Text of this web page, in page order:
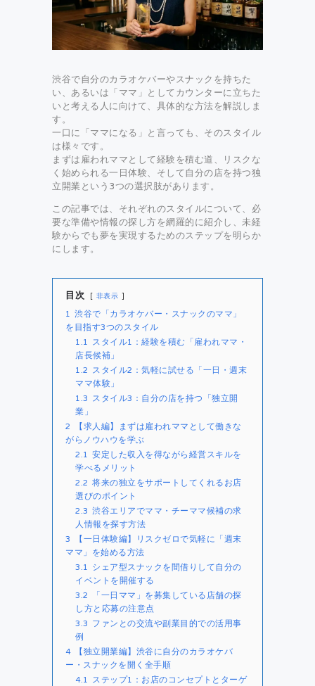
渋谷で自分のカラオケバーやスナックを持ちた
い、あるいは「ママ」としてカウンターに立ちた
いと考える人に向けて、具体的な方法を解説しま
す。
一口に「ママになる」と言っても、そのスタイル
は様々です。
まずは雇われママとして経験を積む道、リスクな
く始められる一日体験、そして自分の店を持つ独
立開業という3つの選択肢があります。
この記事では、それぞれのスタイルについて、必
要な準備や情報の探し方を網羅的に紹介し、未経
験からでも夢を実現するためのステップを明らか
にします。
目次 非表示
1 渋谷で「カラオケバー・スナックのママ」
を目指す3つのスタイル
1.1 スタイル1：経験を積む「雇われママ・
店長候補」
1.2 スタイル2：気軽に試せる「一日・週末
ママ体験」
1.3 スタイル3：自分の店を持つ「独立開
業」
2
【求人編】まずは雇われママとして働きな
がらノウハウを学ぶ
2.1 安定した収入を得ながら経営スキルを
学べるメリット
2.2 将来の独立をサポートしてくれるお店
選びのポイント
2.3 渋谷エリアでママ・チーママ候補の求
人情報を探す方法
3
【一日体験編】リスクゼロで気軽に「週末
ママ」を始める方法
3.1 シェア型スナックを間借りして自分の
イベントを開催する
3.2
「一日ママ」を募集している店舗の探
し方と応募の注意点
3.3 ファンとの交流や副業目的での活用事
例
4
【独立開業編】渋谷に自分のカラオケバ
ー・スナックを開く全手順
4.1 ステップ1：お店のコンセプトとターゲ